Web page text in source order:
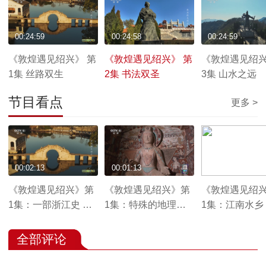
《敦煌遇见绍兴》 第
1集 丝路双生
00:24:59
《敦煌遇见绍兴》 第
2集 书法双圣
00:24:58
《敦煌遇见绍
3集 山水之远
00:24:59
节目看点 更多 >
《敦煌遇见绍兴》第
1集：一部浙江史 半
00:02:13
《敦煌遇见绍兴》第
1集：特殊的地理位
00:01:13
《敦煌遇见绍
1集：江南水乡
全部评论